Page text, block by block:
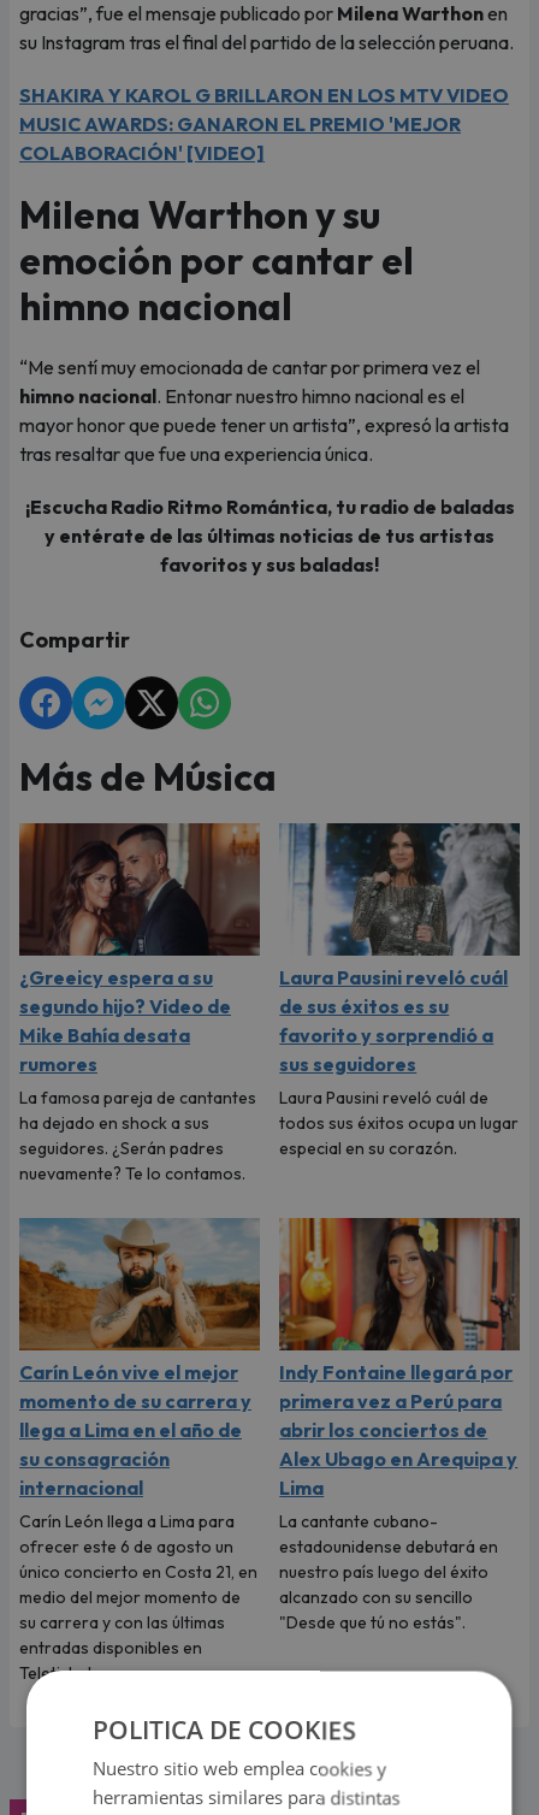
gracias”, fue el mensaje publicado por Milena Warthonen
su Instagram tras el final del partido de la selección peruana.
SHAKIRA Y KAROL G BRILLARON EN LOS MTV VIDEO
MUSIC AWARDS: GANARON EL PREMIO 'MEJOR
COLABORACIÓN' [VIDEO]
Milena Warthon y su
emoción por cantar el
himno nacional
“Me sentí muy emocionada de cantar por primera vez el
himno nacional. Entonar nuestro himno nacional es el
mayor honor que puede tener un artista”, expresó la artista
tras resaltar que fue una experiencia única.
¡Escucha Radio Ritmo Romántica, tu radio de baladas
y entérate de las últimas noticias de tus artistas
favoritos y sus baladas!
Compartir
Más de Música
¿Greeicy espera a su
segundo hijo? Video de
Mike Bahía desata
rumores
La famosa pareja de cantantes
ha dejado en shock a sus
seguidores. ¿Serán padres
nuevamente? Te lo contamos.
Laura Pausini reveló cuál
de sus éxitos es su
favorito y sorprendió a
sus seguidores
Laura Pausini reveló cuál de
todos sus éxitos ocupa un lugar
especial en su corazón.
Carín León vive el mejor
momento de su carrera y
llega a Lima en el año de
su consagración
internacional
Carín León llega a Lima para
ofrecer este 6 de agosto un
único concierto en Costa 21, en
medio del mejor momento de
su carrera y con las últimas
entradas disponibles en
Teleticket.
Indy Fontaine llegará por
primera vez a Perú para
abrir los conciertos de
Alex Ubago en Arequipa y
Lima
La cantante cubano-
estadounidense debutará en
nuestro país luego del éxito
alcanzado con su sencillo
"Desde que tú no estás".
POLITICA DE COOKIES
Nuestro sitio web emplea cookies y
herramientas similares para distintas